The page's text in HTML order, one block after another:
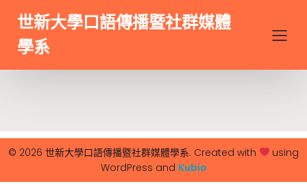
世新大學口語傳播暨社群媒體
學系
© 2026 世新大學口語傳播暨社群媒體學系. Created with
using
WordPress and Kubio